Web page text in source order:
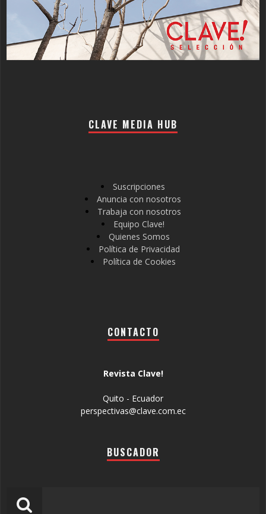
CLAVE MEDIA HUB
Suscripciones
Anuncia con nosotros
Trabaja con nosotros
Equipo Clave!
Quienes Somos
Política de Privacidad
Política de Cookies
CONTACTO
Revista Clave!
Quito - Ecuador
perspectivas@clave.com.ec
BUSCADOR